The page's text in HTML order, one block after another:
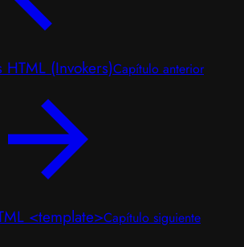
HTML (Invokers)Capítulo anterior
<template>Capítulo siguiente